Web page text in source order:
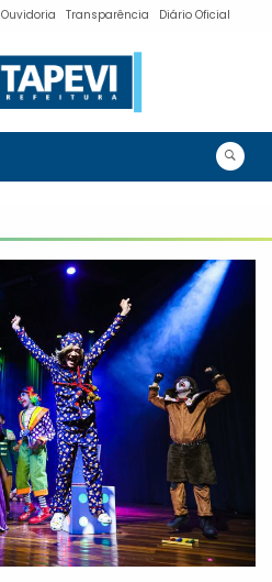
Ouvidoria Transparência Diário Oficial